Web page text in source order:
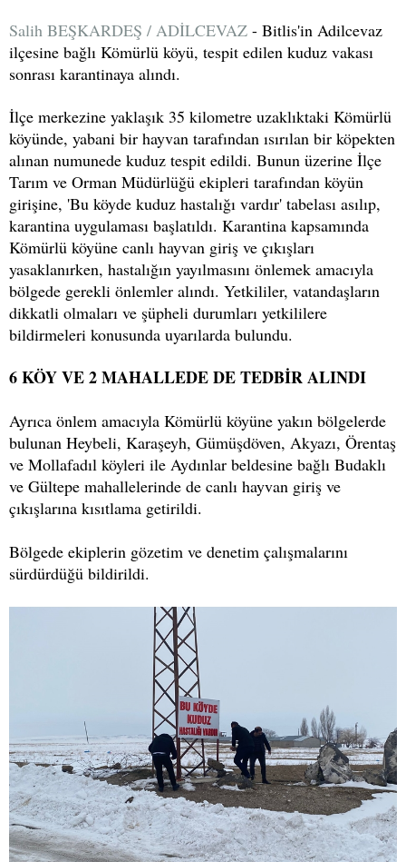
Salih BEŞKARDEŞ / ADİLCEVAZ - Bitlis'in Adilcevaz
ilçesine bağlı Kömürlü köyü, tespit edilen kuduz vakası
sonrası karantinaya alındı.
İlçe merkezine yaklaşık 35 kilometre uzaklıktaki Kömürlü
köyünde, yabani bir hayvan tarafından ısırılan bir köpekten
alınan numunede kuduz tespit edildi. Bunun üzerine İlçe
Tarım ve Orman Müdürlüğü ekipleri tarafından köyün
girişine, 'Bu köyde kuduz hastalığı vardır' tabelası asılıp,
karantina uygulaması başlatıldı. Karantina kapsamında
Kömürlü köyüne canlı hayvan giriş ve çıkışları
yasaklanırken, hastalığın yayılmasını önlemek amacıyla
bölgede gerekli önlemler alındı. Yetkililer, vatandaşların
dikkatli olmaları ve şüpheli durumları yetkililere
bildirmeleri konusunda uyarılarda bulundu.
6 KÖY VE 2 MAHALLEDE DE TEDBİR ALINDI
Ayrıca önlem amacıyla Kömürlü köyüne yakın bölgelerde
bulunan Heybeli, Karaşeyh, Gümüşdöven, Akyazı, Örentaş
ve Mollafadıl köyleri ile Aydınlar beldesine bağlı Budaklı
ve Gültepe mahallelerinde de canlı hayvan giriş ve
çıkışlarına kısıtlama getirildi.
Bölgede ekiplerin gözetim ve denetim çalışmalarını
sürdürdüğü bildirildi.